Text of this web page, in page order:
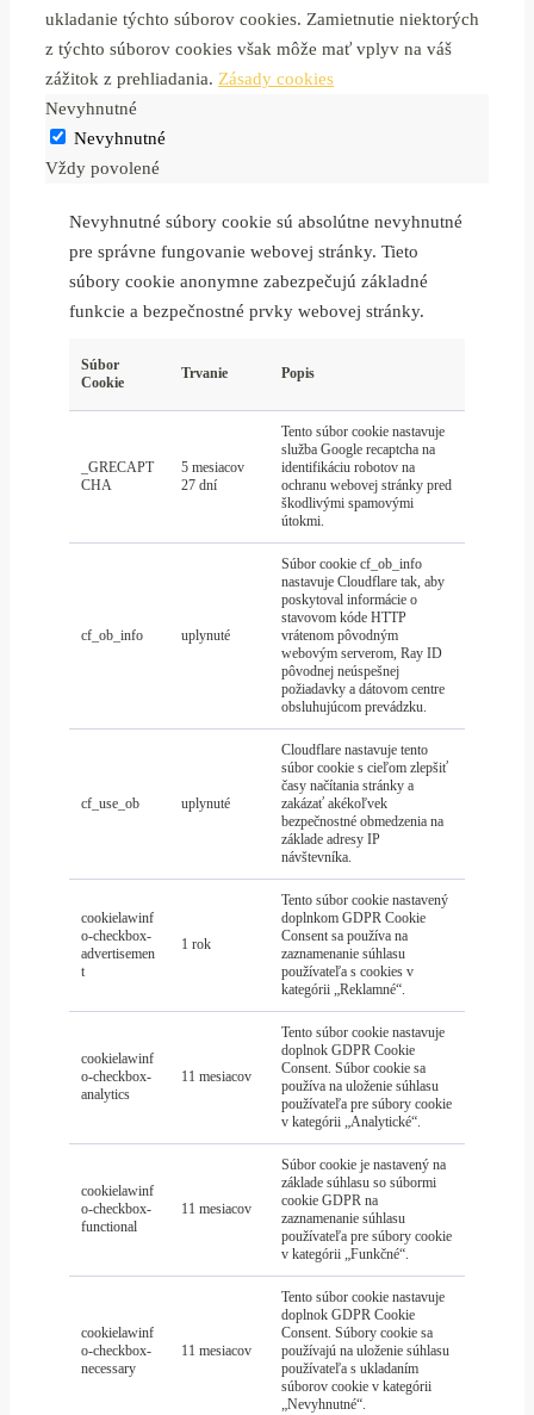
ukladanie týchto súborov cookies. Zamietnutie niektorých
z týchto súborov cookies však môže mať vplyv na váš
zážitok z prehliadania. Zásady cookies
Nevyhnutné
Nevyhnutné
Vždy povolené
Nevyhnutné súbory cookie sú absolútne nevyhnutné
pre správne fungovanie webovej stránky. Tieto
súbory cookie anonymne zabezpečujú základné
funkcie a bezpečnostné prvky webovej stránky.
Súbor
Cookie
Trvanie Popis
_GRECAPT
CHA
5 mesiacov
27 dní
Tento súbor cookie nastavuje
služba Google recaptcha na
identifikáciu robotov na
ochranu webovej stránky pred
škodlivými spamovými
útokmi.
cf_ob_info uplynuté
Súbor cookie cf_ob_info
nastavuje Cloudflare tak, aby
poskytoval informácie o
stavovom kóde HTTP
vrátenom pôvodným
webovým serverom, Ray ID
pôvodnej neúspešnej
požiadavky a dátovom centre
obsluhujúcom prevádzku.
cf_use_ob uplynuté
Cloudflare nastavuje tento
súbor cookie s cieľom zlepšiť
časy načítania stránky a
zakázať akékoľvek
bezpečnostné obmedzenia na
základe adresy IP
návštevníka.
cookielawinf
o-checkbox-
advertisemen
t
1 rok
Tento súbor cookie nastavený
doplnkom GDPR Cookie
Consent sa používa na
zaznamenanie súhlasu
používateľa s cookies v
kategórii „Reklamné“.
cookielawinf
o-checkbox-
analytics
11 mesiacov
Tento súbor cookie nastavuje
doplnok GDPR Cookie
Consent. Súbor cookie sa
používa na uloženie súhlasu
používateľa pre súbory cookie
v kategórii „Analytické“.
cookielawinf
o-checkbox-
functional
11 mesiacov
Súbor cookie je nastavený na
základe súhlasu so súbormi
cookie GDPR na
zaznamenanie súhlasu
používateľa pre súbory cookie
v kategórii „Funkčné“.
cookielawinf
o-checkbox-
necessary
11 mesiacov
Tento súbor cookie nastavuje
doplnok GDPR Cookie
Consent. Súbory cookie sa
používajú na uloženie súhlasu
používateľa s ukladaním
súborov cookie v kategórii
„Nevyhnutné“.